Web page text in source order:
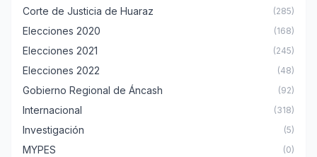
Corte de Justicia de Huaraz (285)
Elecciones 2020 (168)
Elecciones 2021 (245)
Elecciones 2022 (48)
Gobierno Regional de Áncash (92)
Internacional (318)
Investigación (5)
MYPES (0)